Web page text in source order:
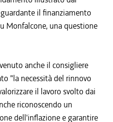
il finanziamento
Monfalcone, una questione
anche il consigliere
"la necessità del rinnovo
il lavoro svolto dai
riconoscendo un
dell'inflazione e garantire